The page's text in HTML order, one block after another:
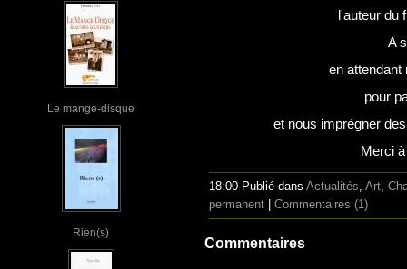
Le mange-disque
Rien(s)
l'auteur du
A
en attendant
pour
et nous imprégner
Merci
18:00 Publié dans Actualités, Art,
permanent
Commentaires (1)
Commentaires